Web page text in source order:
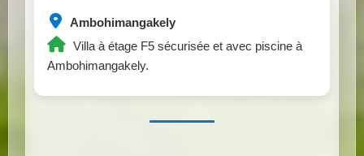
Ambohimangakely
Villa à étage F5 sécurisée et avec piscine à
Ambohimangakely.